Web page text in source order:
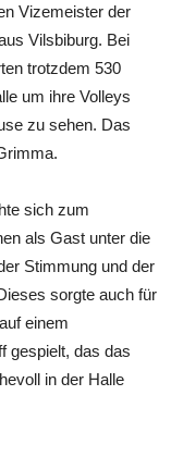
Vizemeister der
Vilsbiburg. Bei
trotzdem 530
um ihre Volleys
zu sehen. Das
sich zum
als Gast unter die
Stimmung und der
sorgte auch für
einem
gespielt, das das
in der Halle